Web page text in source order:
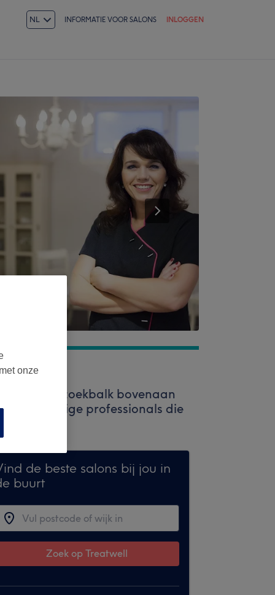
NL INFORMATIE VOOR SALONS INLOGGEN
de zoekbalk bovenaan
professionals die
de beste salons bij jou in
buurt
Zoek op Treatwell
onze